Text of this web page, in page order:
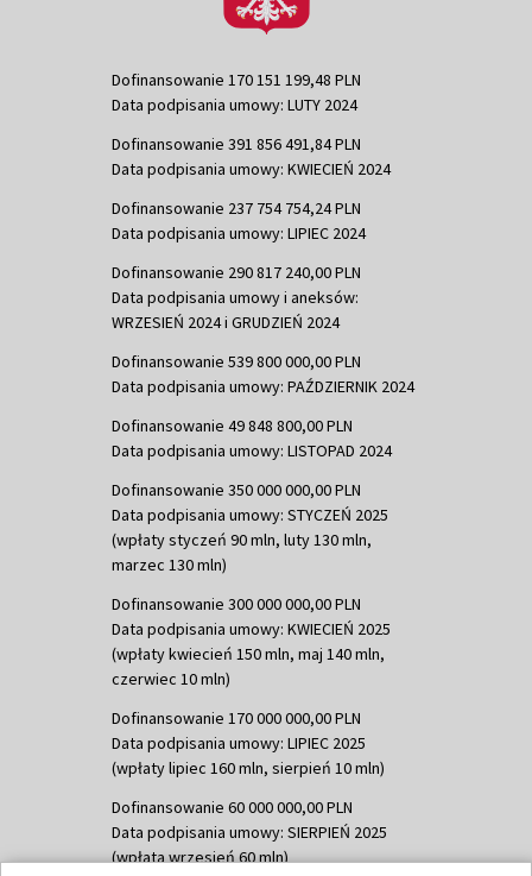
Dofinansowanie 170 151 199,48 PLN
Data podpisania umowy: LUTY 2024
Dofinansowanie 391 856 491,84 PLN
Data podpisania umowy: KWIECIEŃ 2024
Dofinansowanie 237 754 754,24 PLN
Data podpisania umowy: LIPIEC 2024
Dofinansowanie 290 817 240,00 PLN
Data podpisania umowy i aneksów:
WRZESIEŃ 2024 i GRUDZIEŃ 2024
Dofinansowanie 539 800 000,00 PLN
Data podpisania umowy: PAŹDZIERNIK 2024
Dofinansowanie 49 848 800,00 PLN
Data podpisania umowy: LISTOPAD 2024
Dofinansowanie 350 000 000,00 PLN
Data podpisania umowy: STYCZEŃ 2025
(wpłaty styczeń 90 mln, luty 130 mln,
marzec 130 mln)
Dofinansowanie 300 000 000,00 PLN
Data podpisania umowy: KWIECIEŃ 2025
(wpłaty kwiecień 150 mln, maj 140 mln,
czerwiec 10 mln)
Dofinansowanie 170 000 000,00 PLN
Data podpisania umowy: LIPIEC 2025
(wpłaty lipiec 160 mln, sierpień 10 mln)
Dofinansowanie 60 000 000,00 PLN
Data podpisania umowy: SIERPIEŃ 2025
(wpłata wrzesień 60 mln)